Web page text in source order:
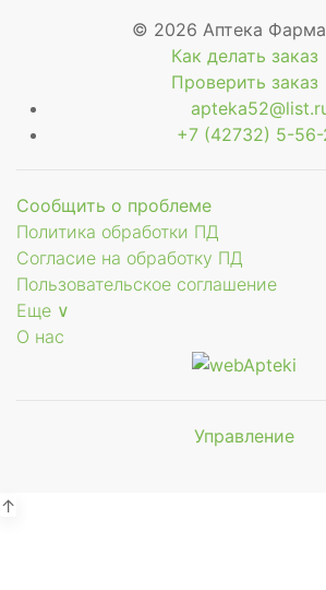
© 2026 Аптека
Как делать заказ
Проверить заказ
+7 (42732) 5-56-
Сообщить о проблеме
Политика обработки ПД
Согласие на обработку ПД
Пользовательское соглашение
Еще ∨
О нас
Управление
↑
Мы